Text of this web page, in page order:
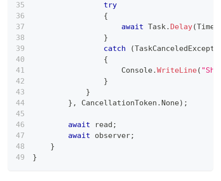
try
{
await Task. Delay(
}
catch
(
{
                    Console
.WriteLine(
}
}
} , CancellationToken . None) ;
await read ;
await observer;
}
}